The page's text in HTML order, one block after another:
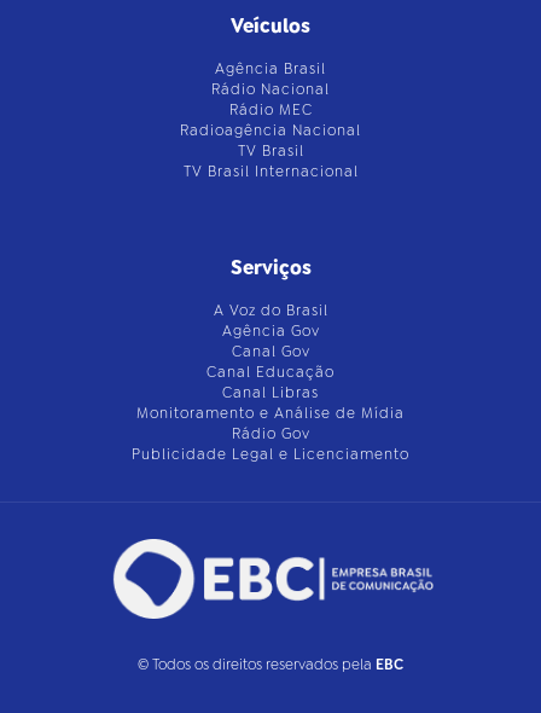
Veículos
Agência Brasil
Rádio Nacional
Rádio MEC
Radioagência Nacional
TV Brasil
TV Brasil Internacional
Serviços
A Voz do Brasil
Agência Gov
Canal Gov
Canal Educação
Canal Libras
Monitoramento e Análise de Mídia
Rádio Gov
Publicidade Legal e Licenciamento
© Todos os direitos reservados pela EBC